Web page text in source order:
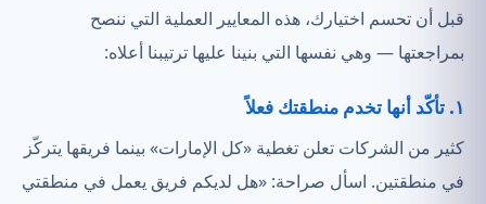
قبل أن تحسم اختيارك، هذه المعايير العملية التي ننصح
بمراجعتها — وهي نفسها التي بنينا عليها ترتيبنا أعلاه:
١. تأكّد أنها تخدم منطقتك فعلاً
كثير من الشركات تعلن تغطية «كل الإمارات» بينما فريقها يتركّز
في منطقتين. اسأل صراحة: «هل لديكم فريق يعمل في منطقتي